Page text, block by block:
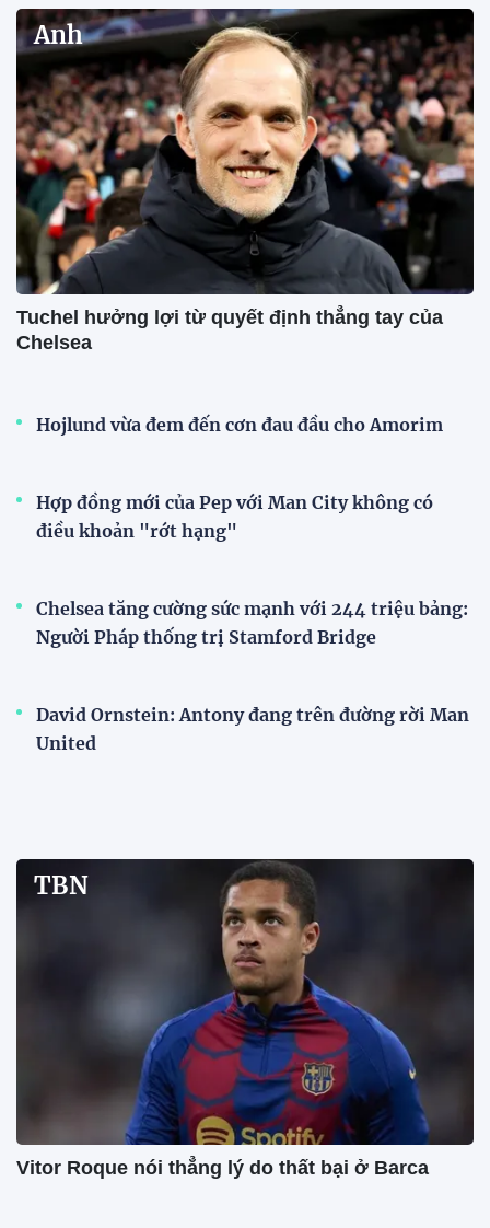
Anh
Tuchel hưởng lợi từ quyết định thẳng tay của
Chelsea
Hojlund vừa đem đến cơn đau đầu cho Amorim
Hợp đồng mới của Pep với Man City không có
điều khoản "rớt hạng"
Chelsea tăng cường sức mạnh với 244 triệu bảng:
Người Pháp thống trị Stamford Bridge
David Ornstein: Antony đang trên đường rời Man
United
TBN
Vitor Roque nói thẳng lý do thất bại ở Barca